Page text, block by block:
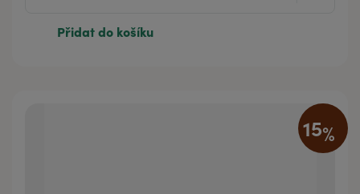
Přidat do košíku
15%